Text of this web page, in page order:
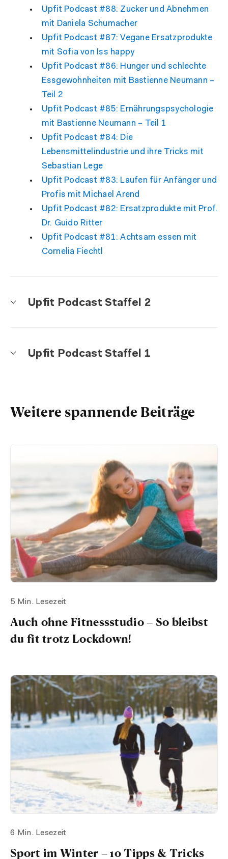
Upfit Podcast #88: Zucker und Abnehmen
mit Daniela Schumacher
Upfit Podcast #87: Vegane Ersatzprodukte
mit Sofia von Iss happy
Upfit Podcast #86: Hunger und schlechte
Essgewohnheiten mit Bastienne Neumann –
Teil 2
Upfit Podcast #85: Ernährungspsychologie
mit Bastienne Neumann – Teil 1
Upfit Podcast #84: Die
Lebensmittelindustrie und ihre Tricks mit
Sebastian Lege
Upfit Podcast #83: Laufen für Anfänger und
Profis mit Michael Arend
Upfit Podcast #82: Ersatzprodukte mit Prof.
Dr. Guido Ritter
Upfit Podcast #81: Achtsam essen mit
Cornelia Fiechtl
Upfit Podcast Staffel 2
Upfit Podcast Staffel 1
Weitere spannende Beiträge
Auch ohne Fitnessstudio – So bleibst
du fit trotz Lockdown!
5 Min. Lesezeit
Sport im Winter – 10 Tipps & Tricks
6 Min. Lesezeit